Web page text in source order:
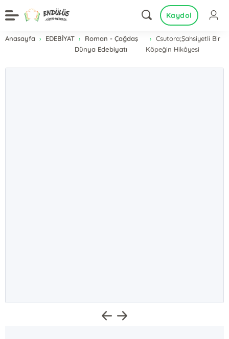
Kaydol
Anasayfa EDEBİYAT
Roman - Çağdaş
Dünya Edebiyatı
Csutora;Şahsiyetli Bir
Köpeğin Hikâyesi